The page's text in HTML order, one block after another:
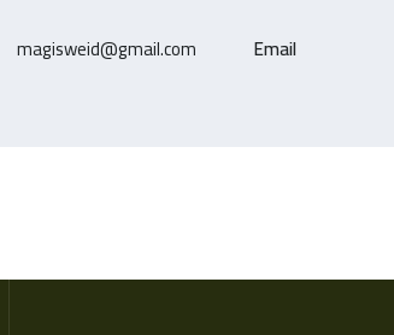
Email
magisweid@gmail.com